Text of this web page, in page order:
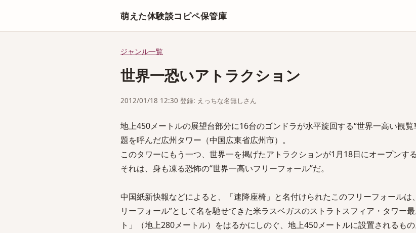
萌えた体験談コピペ保管庫
ジャンル一覧
世界一恐いアトラクション
2012/01/18 12:30 登録: えっちな名無しさん
地上450メートルの展望台部分に16台のゴンドラが水平旋回する“世界一高い観
題を呼んだ広州タワー（中国広東省広州市）。
このタワーにもう一つ、世界一を掲げたアトラクションが1月18日にオープンする
それは、身も凍る恐怖の“世界一高いフリーフォール”だ。
中国紙新快報などによると、「速降座椅」と名付けられたこのフリーフォールは
リーフォール”として名を馳せてきた米ラスベガスのストラトスフィア・タワー
ト」（地上280メートル）をはるかにしのぐ、地上450メートルに設置されるもの